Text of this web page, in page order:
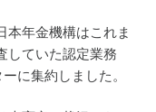
本年金機構はこれま
していた認定業務
に集約しました。